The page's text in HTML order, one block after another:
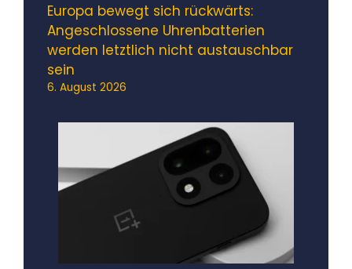
Europa bewegt sich rückwärts:
Angeschlossene Uhrenbatterien
werden letztlich nicht austauschbar
sein
6. August 2026